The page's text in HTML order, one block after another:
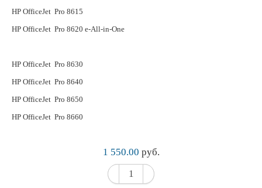
HP OfficeJet Pro 8615
HP OfficeJet Pro 8620 e-All-in-One
HP OfficeJet Pro 8630
HP OfficeJet Pro 8640
HP OfficeJet Pro 8650
HP OfficeJet Pro 8660
1 550.00 руб.